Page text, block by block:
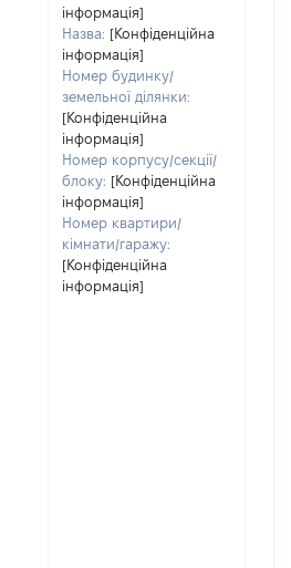
інформація]
Назва: [Конфіденційна
інформація]
Номер будинку/
земельної ділянки:
[Конфіденційна
інформація]
Номер корпусу/секції/
блоку: [Конфіденційна
інформація]
Номер квартири/
кімнати/гаражу:
[Конфіденційна
інформація]